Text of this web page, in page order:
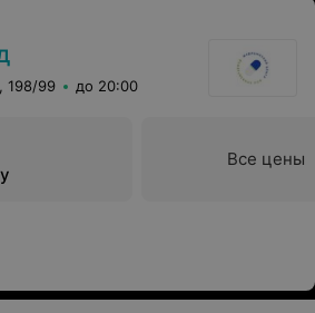
198/99 до 20:00
Все цены